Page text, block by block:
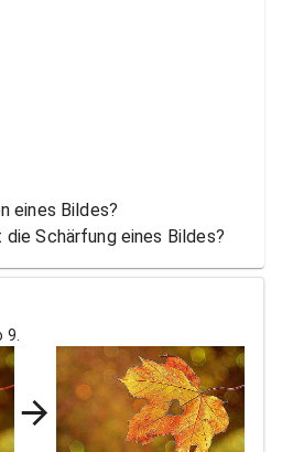
eines Bildes?
Schärfung eines Bildes?
9.